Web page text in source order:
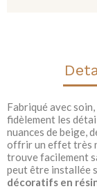
Fabriqué avec
fidèlement les
nuances de beige,
offrir un effet très
trouve facilement
peut être installée
décoratifs en